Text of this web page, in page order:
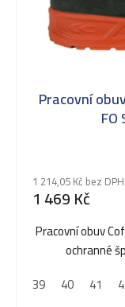
Pracovní
FO
1 214,05 Kč bez DPH
1 469 Kč
Pracovní obuv
ochranné
39
40 41